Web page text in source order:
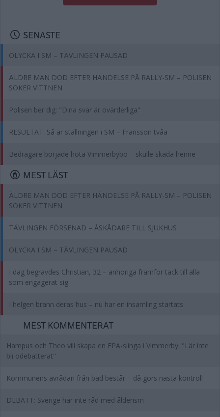
SENASTE
OLYCKA I SM – TÄVLINGEN PAUSAD
ÄLDRE MAN DÖD EFTER HÄNDELSE PÅ RALLY-SM – POLISEN
SÖKER VITTNEN
Polisen ber dig: "Dina svar är ovärderliga"
RESULTAT: Så är ställningen i SM – Fransson tvåa
Bedragare började hota Vimmerbybo – skulle skada henne
MEST LÄST
ÄLDRE MAN DÖD EFTER HÄNDELSE PÅ RALLY-SM – POLISEN
SÖKER VITTNEN
TÄVLINGEN FÖRSENAD – ÅSKÅDARE TILL SJUKHUS
OLYCKA I SM – TÄVLINGEN PAUSAD
I dag begravdes Christian, 32 – anhöriga framför tack till alla
som engagerat sig
I helgen brann deras hus – nu har en insamling startats
MEST KOMMENTERAT
Hampus och Theo vill skapa en EPA-slinga i Vimmerby: "Lär inte
bli odebatterat"
Kommunens avrådan från bad består – då görs nästa kontroll
DEBATT: Sverige har inte råd med ålderism